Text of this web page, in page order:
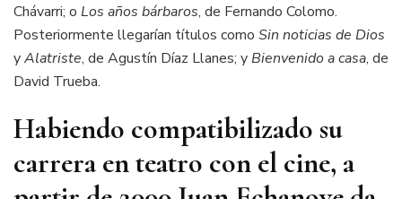
Chávarri; o Los años bárbaros, de Fernando Colomo.
Posteriormente llegarían títulos como Sin noticias de Dios
yAlatriste, de Agustín Díaz Llanes; yBienvenido a casa, de
David Trueba.
Habiendo compatibilizado su
carrera en teatro con el cine, a